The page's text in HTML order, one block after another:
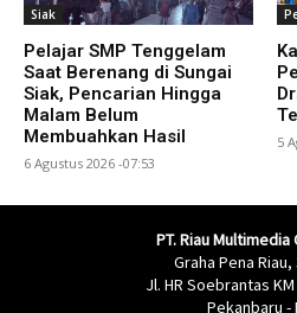
Siak
Pelajar SMP Tenggelam
Saat Berenang di Sungai
Siak, Pencarian Hingga
Malam Belum
Membuahkan Hasil
6 Agustus 2026 -07:53
5
PT. Riau
Graha Pena
Jl. HR Soebrantas
Pekanbaru -